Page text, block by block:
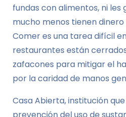
fundas con alimentos, ni
mucho menos tienen
Comer es una tarea difícil
restaurantes están
zafacones para mitigar el
por la caridad de manos
Casa Abierta, institución
prevención del uso de